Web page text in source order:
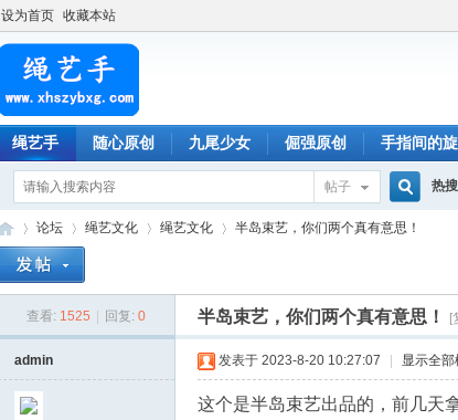
设为首页 收藏本站
绳艺手 随心原创 九尾少女 倔强原创 手指间的
帖子
搜
索
热
论坛
›
绳艺文化
›
绳艺文化
›
半岛束艺，你们两个真有意思！
查看: 1525 回复: 0 半岛束艺，你们两个真有意思！ [
admin 发表于 2023-8-20 10:27:07 显示全部
这个是半岛束艺出品的，前几天